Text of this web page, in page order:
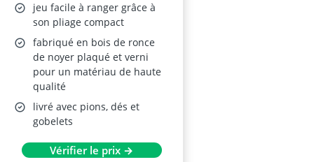
jeu facile à ranger grâce à
son pliage compact
fabriqué en bois de ronce
de noyer plaqué et verni
pour un matériau de haute
qualité
livré avec pions, dés et
gobelets
Vérifier le prix →